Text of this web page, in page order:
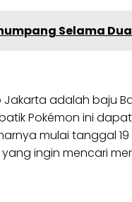
Selama
Jakarta adalah
Pokémon ini
mulai tanggal 19
ingin mencari